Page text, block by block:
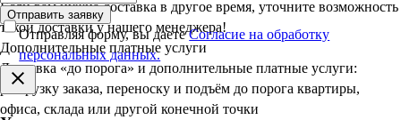
Если вам нужна доставка в другое время, уточните возможность
такой доставки у нашего менеджера!
Дополнительные платные услуги
Доставка «до порога» и дополнительные платные услуги:
разгрузку заказа, переноску и подъём до порога квартиры,
офиса, склада или другой конечной точки
Отправить заявку
Отправляя форму, вы даетеСогласие на обработку
персональных данных.